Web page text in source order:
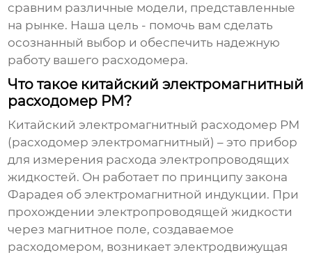
сравним различные модели, представленные
на рынке. Наша цель - помочь вам сделать
осознанный выбор и обеспечить надежную
работу вашего расходомера.
Что такое китайский электромагнитный
расходомер PM?
Китайский электромагнитный расходомер PM
(расходомер электромагнитный) – это прибор
для измерения расхода электропроводящих
жидкостей. Он работает по принципу закона
Фарадея об электромагнитной индукции. При
прохождении электропроводящей жидкости
через магнитное поле, создаваемое
расходомером, возникает электродвижущая